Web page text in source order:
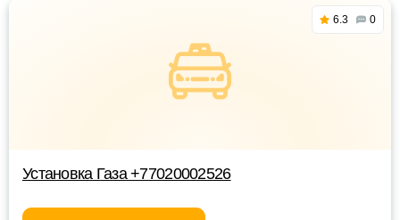
6.3 0
Установка Газа +77020002526